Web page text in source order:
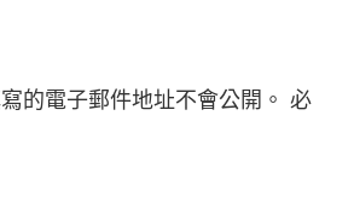
的電子郵件地址不會公開。 必